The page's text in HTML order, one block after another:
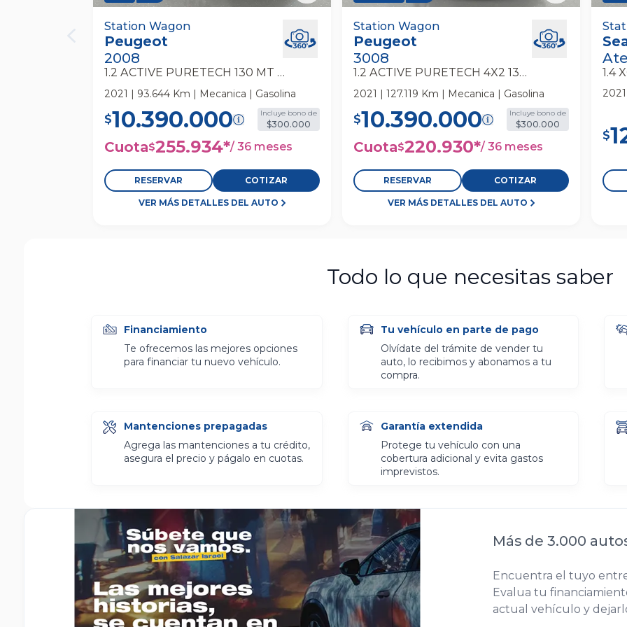
Peugeot 2008 1.2 Active Puretech 130
Mt 5p Station Wagon
Station Wagon
Peugeot
2008
1.2 ACTIVE PURETECH 130 MT 5P
2021 | 93.644 Km | Mecanica | Gasolina
$10.390.000 Incluye bono de
$300.000
Cuota$255.934*/ 36 meses
RESERVAR COTIZAR
VER MÁS DETALLES DEL AUTO
Peugeot 3008 1.2 Active Puretech 4x2
130 Mt6 5p Station Wagon
Station Wagon
Peugeot
3008
1.2 ACTIVE PURETECH 4X2 130 MT6 5P
2021 | 127.119 Km | Mecanica | Gasolina
$10.390.000 Incluye bono de
$300.000
Cuota$220.930*/ 36 meses
RESERVAR COTIZAR
VER MÁS DETALLES DEL AUTO
5p
$
Todo lo que necesitas saber
Financiamiento
Te ofrecemos las mejores opciones
para financiar tu nuevo vehículo.
Tu vehículo en parte de pago
Olvídate del trámite de vender tu
auto, lo recibimos y abonamos a tu
compra.
Mantenciones prepagadas
Agrega las mantenciones a tu crédito,
asegura el precio y págalo en cuotas.
Garantía extendida
Protege tu vehículo con una
cobertura adicional y evita gastos
imprevistos.
Más de 3.000
Encuentra el tuyo
Evalua tu
actual vehículo y